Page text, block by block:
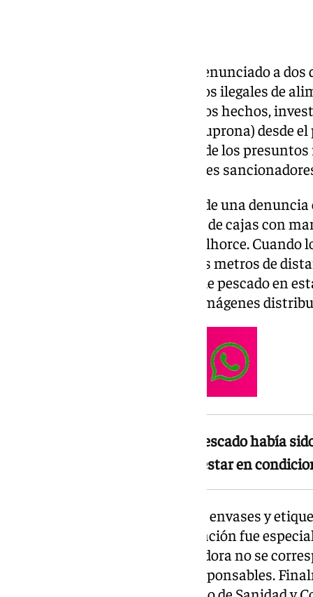
La Policía Local de Málaga ha denunciado a
alimenticios por realizar vertidos ilegales de
distintos puntos de la ciudad. Los hechos,
Protección de la Naturaleza (Gruprona) desde
concluido con la identificación de los
los correspondientes expedientes
El primer caso se originó a raíz de una
presencia de una gran cantidad de cajas con
en el Polígono Industrial Guadalhorce. Cuando
detectaron el fuerte olor a varios metros de
encontraron más de 200 kilos de pescado en
todo pulpo como se ven en las imágenes
La investigación reveló que el pescado había
distribuidora malagueña al no estar en
Los policías inspeccionaron los envases y
productos. La labor de identificación fue
registro de la empresa distribuidora no se
dificultó el contacto con sus responsables.